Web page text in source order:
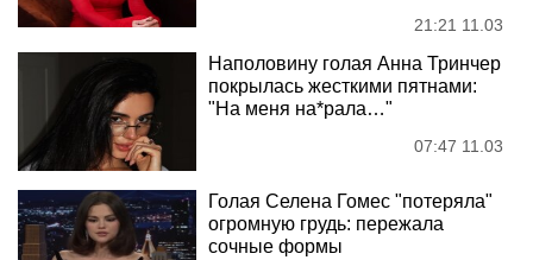
21:21 11.03
Наполовину голая Анна Тринчер
покрылась жесткими пятнами:
"На меня на*рала…"
07:47 11.03
Голая Селена Гомес "потеряла"
огромную грудь: пережала
сочные формы